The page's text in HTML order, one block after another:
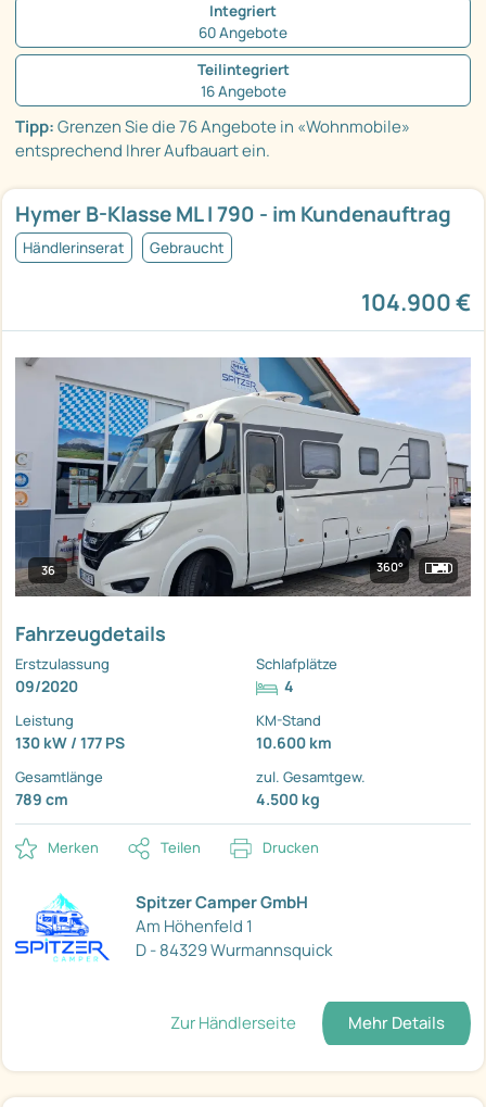
Integriert
60 Angebote
Teilintegriert
16 Angebote
Tipp:Grenzen Sie die 76 Angebote in «Wohnmobile»
entsprechend Ihrer Aufbauart ein.
Hymer B-Klasse ML I 790 - im Kundenauftrag
Händlerinserat Gebraucht
104.900 €
36 360°
Fahrzeugdetails
Erstzulassung
09/2020
Schlafplätze
4
Leistung
130 kW / 177 PS
KM-Stand
10.600 km
Gesamtlänge
789 cm
zul. Gesamtgew.
4.500 kg
Merken Teilen Drucken
Spitzer Camper GmbH
Am Höhenfeld 1
D - 84329 Wurmannsquick
Zur Händlerseite Mehr Details